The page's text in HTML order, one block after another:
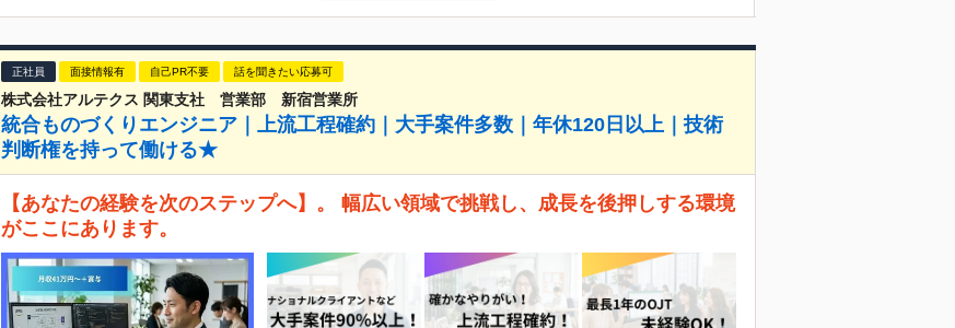
正社員 面接情報有 自己PR不要 話を聞きたい応募可
株式会社アルテクス 関東支社 営業部 新宿営業所
統合ものづくりエンジニア｜上流工程確約｜大手案件多数｜年休120日以上｜技術
判断権を持って働ける★
【あなたの経験を次のステップへ】。 幅広い領域で挑戦し、成長を後押しする環境
がここにあります。